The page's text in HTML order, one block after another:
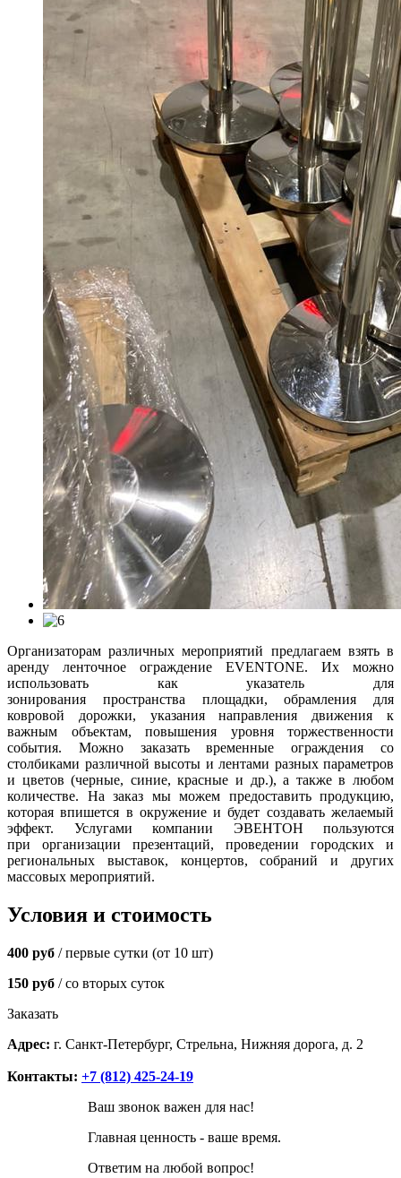
Организаторам различных мероприятий предлагаем взять в
аренду ленточное ограждение EVENTONE. Их можно
использовать как указатель для
зонирования пространства площадки, обрамления для
ковровой дорожки, указания направления движения к
важным объектам, повышения уровня торжественности
события. Можно заказать временные ограждения со
столбиками различной высоты и лентами разных параметров
и цветов (черные, синие, красные и др.), а также в любом
количестве. На заказ мы можем предоставить продукцию,
которая впишется в окружение и будет создавать желаемый
эффект. Услугами компании ЭВЕНТОН пользуются
при организации презентаций, проведении городских и
региональных выставок, концертов, собраний и других
массовых мероприятий.
Условия и стоимость
400 руб / первые сутки (от 10 шт)
150 руб / со вторых суток
Заказать
Адрес: г. Санкт-Петербург, Стрельна, Нижняя дорога, д. 2
Контакты: +7 (812) 425-24-19
Ваш звонок важен для нас!
Главная ценность - ваше время.
Ответим на любой вопрос!